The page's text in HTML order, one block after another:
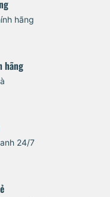
hãng
hãng
24/7